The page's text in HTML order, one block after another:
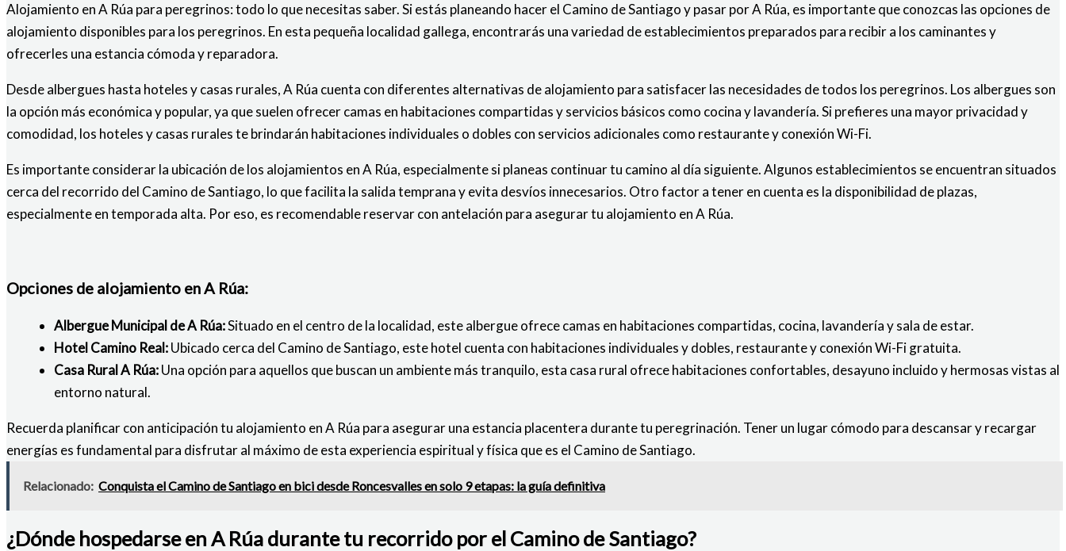
Alojamiento en A Rúa para peregrinos: todo lo que necesitas saber. Si estás planeando hacer el Camino de Santiago y pasar por A Rúa, es importante que conozcas las opciones de
alojamiento disponibles para los peregrinos. En esta pequeña localidad gallega, encontrarás una variedad de establecimientos preparados para recibir a los caminantes y
ofrecerles una estancia cómoda y reparadora.
Desde albergues hasta hoteles y casas rurales, A Rúa cuenta con diferentes alternativas de alojamiento para satisfacer las necesidades de todos los peregrinos. Los albergues son
la opción más económica y popular, ya que suelen ofrecer camas en habitaciones compartidas y servicios básicos como cocina y lavandería. Si prefieres una mayor privacidad y
comodidad, los hoteles y casas rurales te brindarán habitaciones individuales o dobles con servicios adicionales como restaurante y conexión Wi-Fi.
Es importante considerar la ubicación de los alojamientos en A Rúa, especialmente si planeas continuar tu camino al día siguiente. Algunos establecimientos se encuentran situados
cerca del recorrido del Camino de Santiago, lo que facilita la salida temprana y evita desvíos innecesarios. Otro factor a tener en cuenta es la disponibilidad de plazas,
especialmente en temporada alta. Por eso, es recomendable reservar con antelación para asegurar tu alojamiento en A Rúa.
Opciones de alojamiento en A Rúa:
Albergue Municipal de A Rúa:Situado en el centro de la localidad, este albergue ofrece camas en habitaciones compartidas, cocina, lavandería y sala de estar.
Hotel Camino Real:Ubicado cerca del Camino de Santiago, este hotel cuenta con habitaciones individuales y dobles, restaurante y conexión Wi-Fi gratuita.
Casa Rural A Rúa:Una opción para aquellos que buscan un ambiente más tranquilo, esta casa rural ofrece habitaciones confortables, desayuno incluido y hermosas vistas al
entorno natural.
Recuerda planificar con anticipación tu alojamiento en A Rúa para asegurar una estancia placentera durante tu peregrinación. Tener un lugar cómodo para descansar y recargar
energías es fundamental para disfrutar al máximo de esta experiencia espiritual y física que es el Camino de Santiago.
Relacionado: Conquista el Camino de Santiago en bici desde Roncesvalles en solo 9 etapas: la guía definitiva
¿Dónde hospedarse en A Rúa durante tu recorrido por el Camino de Santiago?